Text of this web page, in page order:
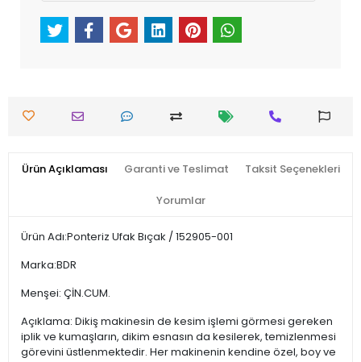
Ürün Açıklaması Garanti ve Teslimat Taksit Seçenekleri
Yorumlar
Ürün Adı:Ponteriz Ufak Bıçak / 152905-001
Marka:BDR
Menşei: ÇİN.CUM.
Açıklama: Dikiş makinesin de kesim işlemi görmesi gereken
iplik ve kumaşların, dikim esnasın da kesilerek, temizlenmesi
görevini üstlenmektedir. Her makinenin kendine özel, boy ve